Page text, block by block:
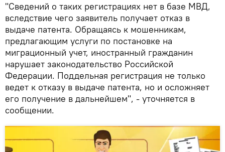
"Сведений о таких регистрациях нет в базе МВД,
вследствие чего заявитель получает отказ в
выдаче патента. Обращаясь к мошенникам,
предлагающим услуги по постановке на
миграционный учет, иностранный гражданин
нарушает законодательство Российской
Федерации. Поддельная регистрация не только
ведет к отказу в выдаче патента, но и осложняет
его получение в дальнейшем", - уточняется в
сообщении.